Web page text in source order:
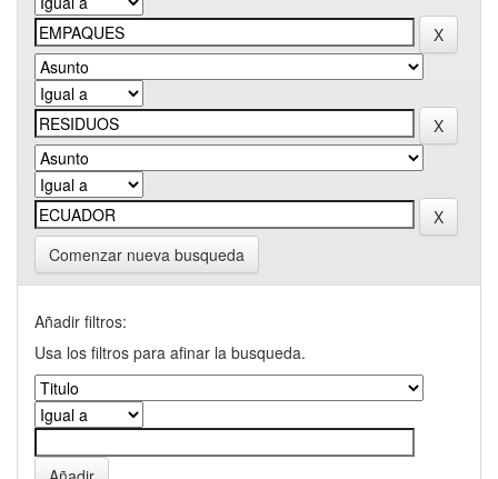
Comenzar nueva busqueda
Añadir filtros:
Usa los filtros para afinar la busqueda.